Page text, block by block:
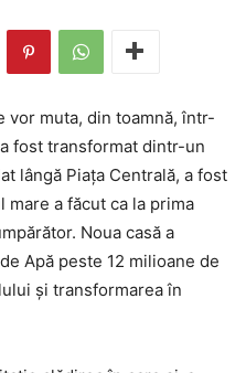
vor muta, din toamnă, într-
fost transformat dintr-un
lângă Piața Centrală, a fost
a făcut ca la prima
Noua casă a
Apă peste 12 milioane de
și transformarea în